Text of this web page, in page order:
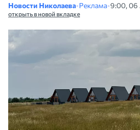
Новости Николаева•Реклама•9:00, 06
открыть в новой вкладке